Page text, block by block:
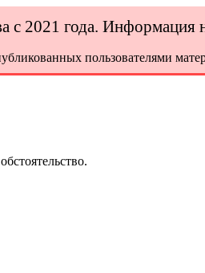
с 2021 года.
пользователями